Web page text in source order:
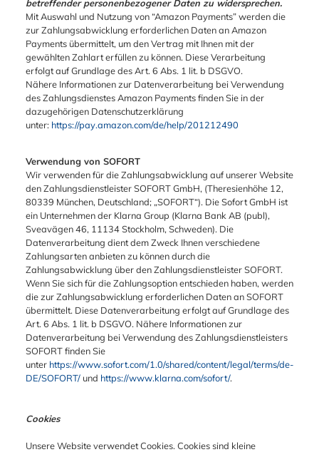
betreffender personenbezogener Daten zu widersprechen.
Mit Auswahl und Nutzung von “Amazon Payments” werden die
zur Zahlungsabwicklung erforderlichen Daten an Amazon
Payments übermittelt, um den Vertrag mit Ihnen mit der
gewählten Zahlart erfüllen zu können. Diese Verarbeitung
erfolgt auf Grundlage des Art. 6 Abs. 1 lit. b DSGVO.
Nähere Informationen zur Datenverarbeitung bei Verwendung
des Zahlungsdienstes Amazon Payments finden Sie in der
dazugehörigen Datenschutzerklärung
unter: https://pay.amazon.com/de/help/201212490
Verwendung von SOFORT
Wir verwenden für die Zahlungsabwicklung auf unserer Website
den Zahlungsdienstleister SOFORT GmbH, (Theresienhöhe 12,
80339 München, Deutschland; „SOFORT“). Die Sofort GmbH ist
ein Unternehmen der Klarna Group (Klarna Bank AB (publ),
Sveavägen 46, 11134 Stockholm, Schweden). Die
Datenverarbeitung dient dem Zweck Ihnen verschiedene
Zahlungsarten anbieten zu können durch die
Zahlungsabwicklung über den Zahlungsdienstleister SOFORT.
Wenn Sie sich für die Zahlungsoption entschieden haben, werden
die zur Zahlungsabwicklung erforderlichen Daten an SOFORT
übermittelt. Diese Datenverarbeitung erfolgt auf Grundlage des
Art. 6 Abs. 1 lit. b DSGVO. Nähere Informationen zur
Datenverarbeitung bei Verwendung des Zahlungsdienstleisters
SOFORT finden Sie
unter https://www.sofort.com/1.0/shared/content/legal/terms/de-
DE/SOFORT/ und https://www.klarna.com/sofort/.
Cookies
Unsere Website verwendet Cookies. Cookies sind kleine